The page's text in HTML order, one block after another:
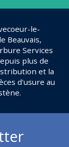
le-
Beauvais,
Services
plus de
et la
d'usure au